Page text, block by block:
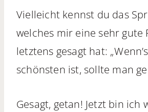
Vielleicht kennst du das
welches mir eine sehr gute
letztens gesagt hat:
schönsten ist, sollte man
Gesagt, getan! Jetzt bin ich